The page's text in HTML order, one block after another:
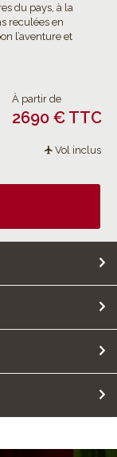
du pays, à la
reculées en
l’aventure et
À partir de
2690 € TTC
Vol inclus